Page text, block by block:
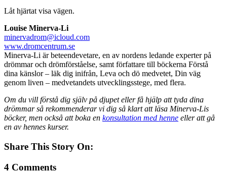
Låt hjärtat visa vägen.
Louise Minerva-Li
minervadrom@icloud.com
www.dromcentrum.se
Minerva-Li är beteendevetare, en av nordens ledande experter på
drömmar och drömförståelse, samt författare till böckerna Förstå
dina känslor – läk dig inifrån, Leva och dö medvetet, Din väg
genom liven – medvetandets utvecklingsstege, med flera.
Om du vill förstå dig själv på djupet eller få hjälp att tyda dina
drömmar så rekommenderar vi dig så klart att läsa Minerva-Lis
böcker, men också att boka en konsultation med henne eller att gå
en av hennes kurser.
Share This Story On:
4 Comments